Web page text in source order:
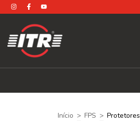
Início > FPS >